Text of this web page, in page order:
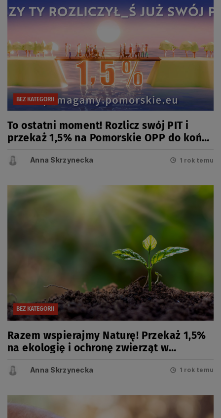
BEZ KATEGORII
To ostatni moment! Rozlicz swój PIT i
przekaż 1,5% na Pomorskie OPP do końca
Anna Skrzynecka 1 rok temu
BEZ KATEGORII
Razem wspierajmy Naturę! Przekaż 1,5%
na ekologię i ochronę zwierząt w
Anna Skrzynecka 1 rok temu